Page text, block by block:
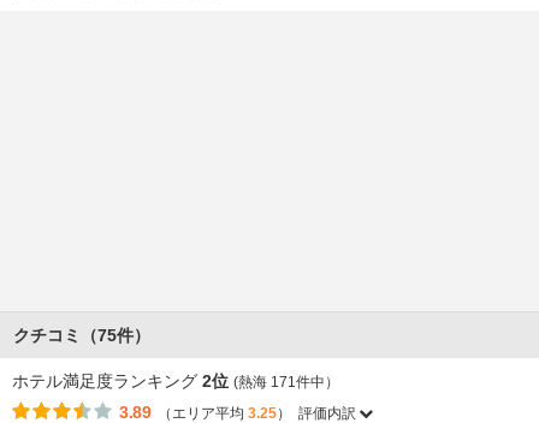
クチコミ（75件）
ホテル満足度ランキング 2位 (熱海 171件中）
3.89 （エリア平均 3.25） 評価内訳